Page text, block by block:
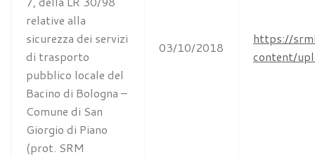
relative alla
sicurezza dei servizi
di trasporto
pubblico locale del
Bacino di Bologna –
Comune di San
Giorgio di Piano
(prot. SRM
03/10/2018
https://
content/